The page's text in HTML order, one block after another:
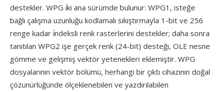
destekler. WPG i̇ki ana sürümde bulunur: WPG1, isteğe
bağlı çalışma uzunluğu kodlamalı sıkıştırmayla 1-bit ve 256
renge kadar i̇ndeksli renk rasterlerini destekler; daha sonra
tanıtılan WPG2 işe gerçek renk (24-bit) desteği, OLE nesne
gömme ve gelişmiş vektör yetenekleri eklemiştir. WPG
dosyalarının vektör bölümü, herhangi bir çıktı cihazının doğal
çözünürlüğünde ölçeklenebilen ve yazdırılabilen